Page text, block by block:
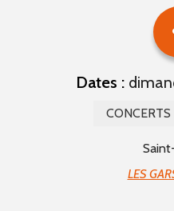
Dates :
CONCERTS
LES